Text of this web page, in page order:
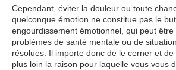
Cependant, éviter la douleur ou toute
quelconque émotion ne constitue pas le
engourdissement émotionnel, qui peut
problèmes de santé mentale ou de
résolues. Il importe donc de le cerner et
plus loin la raison pour laquelle vous vous